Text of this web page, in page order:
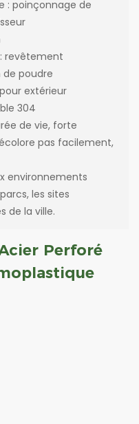
: poinçonnage de
revêtement
poudre
extérieur
304
de vie, forte
pas facilement,
environnements
les sites
de la ville.
Perforé